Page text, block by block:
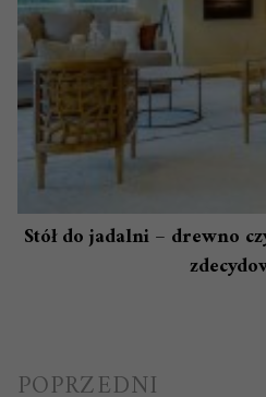
Stół do jadalni – drewno
Nawigacja
POPRZEDNI